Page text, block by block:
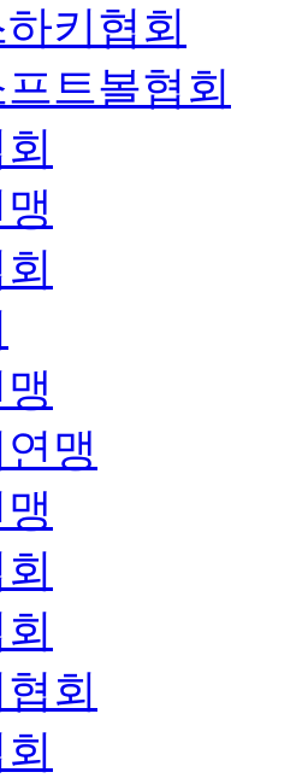
키협회
트볼협회
맹
회